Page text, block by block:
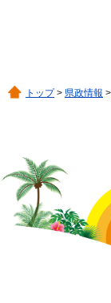
トップ> 県政情報 >